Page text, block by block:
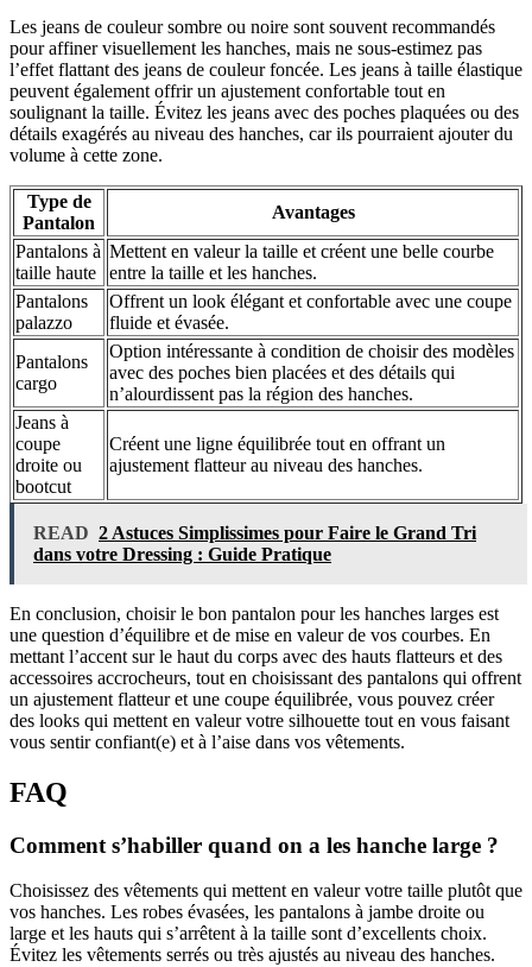
Les jeans de couleur sombre ou noire sont souvent recommandés
pour affiner visuellement les hanches, mais ne sous-estimez pas
l’effet flattant des jeans de couleur foncée. Les jeans à taille élastique
peuvent également offrir un ajustement confortable tout en
soulignant la taille. Évitez les jeans avec des poches plaquées ou des
détails exagérés au niveau des hanches, car ils pourraient ajouter du
volume à cette zone.
Type de
Pantalon
Avantages
Pantalons à
taille haute
Mettent en valeur la taille et créent une belle courbe
entre la taille et les hanches.
Pantalons
palazzo
Offrent un look élégant et confortable avec une coupe
fluide et évasée.
Pantalons
cargo
Option intéressante à condition de choisir des modèles
avec des poches bien placées et des détails qui
n’alourdissent pas la région des hanches.
Jeans à
coupe
droite ou
bootcut
Créent une ligne équilibrée tout en offrant un
ajustement flatteur au niveau des hanches.
READ 2 Astuces Simplissimes pour Faire le Grand Tri
dans votre Dressing : Guide Pratique
En conclusion, choisir le bon pantalon pour les hanches larges est
une question d’équilibre et de mise en valeur de vos courbes. En
mettant l’accent sur le haut du corps avec des hauts flatteurs et des
accessoires accrocheurs, tout en choisissant des pantalons qui offrent
un ajustement flatteur et une coupe équilibrée, vous pouvez créer
des looks qui mettent en valeur votre silhouette tout en vous faisant
vous sentir confiant(e) et à l’aise dans vos vêtements.
FAQ
Comment s’habiller quand on a les hanche large ?
Choisissez des vêtements qui mettent en valeur votre taille plutôt que
vos hanches. Les robes évasées, les pantalons à jambe droite ou
large et les hauts qui s’arrêtent à la taille sont d’excellents choix.
Évitez les vêtements serrés ou très ajustés au niveau des hanches.